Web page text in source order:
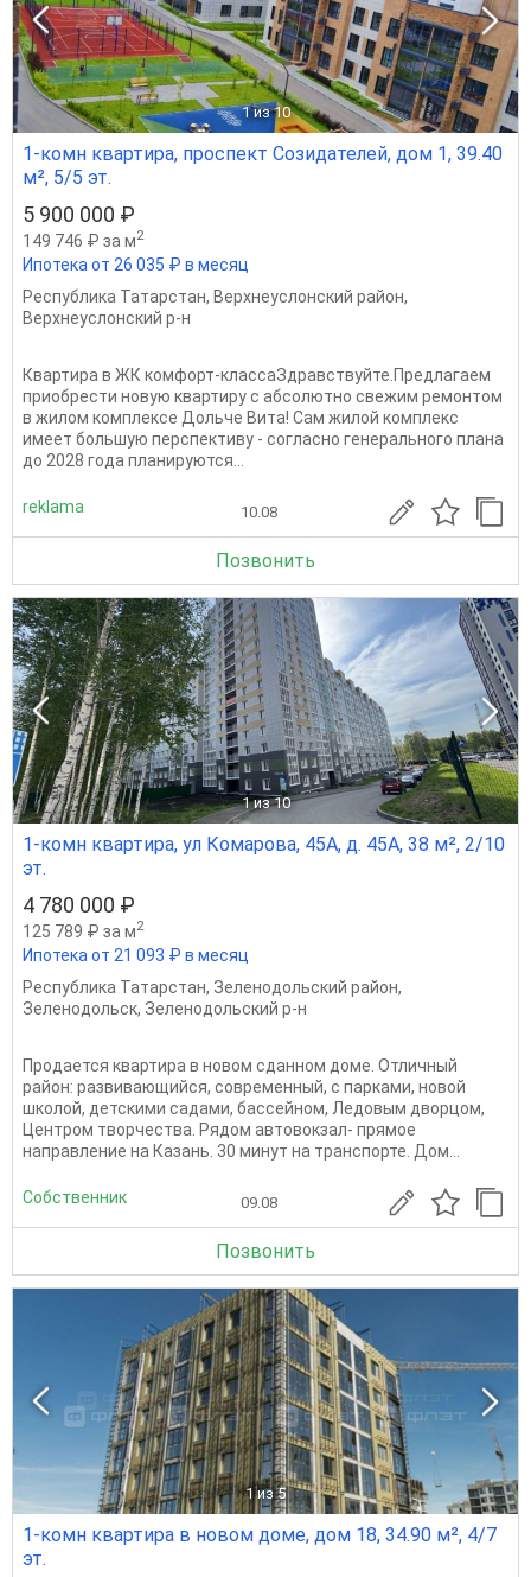
1 из 10
1-комн квартира, проспект Созидателей, дом 1, 39.40
м², 5/5 эт.
5 900 000 ₽
149 746 ₽ за м2
Ипотека от 26 035 ₽ в месяц
Республика Татарстан, Верхнеуслонский район,
Верхнеуслонский р-н
Квартира в ЖК комфорт-классаЗдравствуйте.Предлагаем
приобрести новую квартиру с абсолютно свежим ремонтом
в жилом комплексе Дольче Вита! Сам жилой комплекс
имеет большую перспективу - согласно генерального плана
до 2028 года планируются...
reklama 10.08
Позвонить
1 из 10
1-комн квартира, ул Комарова, 45А, д. 45А, 38 м², 2/10
эт.
4 780 000 ₽
125 789 ₽ за м2
Ипотека от 21 093 ₽ в месяц
Республика Татарстан, Зеленодольский район,
Зеленодольск, Зеленодольский р-н
Продается квартира в новом сданном доме. Отличный
район: развивающийся, современный, с парками, новой
школой, детскими садами, бассейном, Ледовым дворцом,
Центром творчества. Рядом автовокзал- прямое
направление на Казань. 30 минут на транспорте. Дом...
Собственник 09.08
Позвонить
1 из 5
1-комн квартира в новом доме, дом 18, 34.90 м², 4/7
эт.